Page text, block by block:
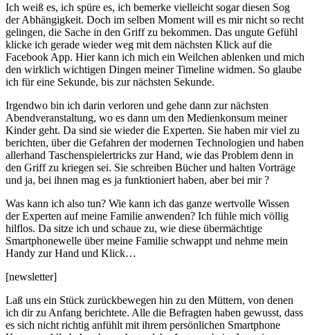
Ich weiß es, ich spüre es, ich bemerke vielleicht sogar diesen Sog
der Abhängigkeit. Doch im selben Moment will es mir nicht so recht
gelingen, die Sache in den Griff zu bekommen. Das ungute Gefühl
klicke ich gerade wieder weg mit dem nächsten Klick auf die
Facebook App. Hier kann ich mich ein Weilchen ablenken und mich
den wirklich wichtigen Dingen meiner Timeline widmen. So glaube
ich für eine Sekunde, bis zur nächsten Sekunde.
Irgendwo bin ich darin verloren und gehe dann zur nächsten
Abendveranstaltung, wo es dann um den Medienkonsum meiner
Kinder geht. Da sind sie wieder die Experten. Sie haben mir viel zu
berichten, über die Gefahren der modernen Technologien und haben
allerhand Taschenspielertricks zur Hand, wie das Problem denn in
den Griff zu kriegen sei. Sie schreiben Bücher und halten Vorträge
und ja, bei ihnen mag es ja funktioniert haben, aber bei mir ?
Was kann ich also tun? Wie kann ich das ganze wertvolle Wissen
der Experten auf meine Familie anwenden? Ich fühle mich völlig
hilflos. Da sitze ich und schaue zu, wie diese übermächtige
Smartphonewelle über meine Familie schwappt und nehme mein
Handy zur Hand und Klick…
[newsletter]
Laß uns ein Stück zurückbewegen hin zu den Müttern, von denen
ich dir zu Anfang berichtete. Alle die Befragten haben gewusst, dass
es sich nicht richtig anfühlt mit ihrem persönlichen Smartphone